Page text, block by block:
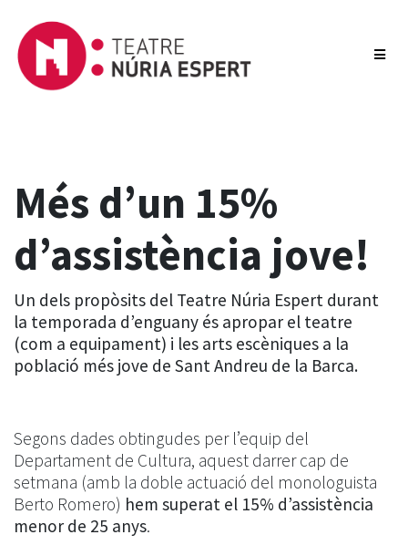
Més d’un 15%
d’assistència jove!
Un dels propòsits del Teatre Núria Espert durant
la temporada d’enguany és apropar el teatre
(com a equipament) i les arts escèniques a la
població més jove de Sant Andreu de la Barca.
Segons dades obtingudes per l’equip del
Departament de Cultura, aquest darrer cap de
setmana (amb la doble actuació del monologuista
Berto Romero) hem superat el 15% d’assistència
menor de 25 anys.